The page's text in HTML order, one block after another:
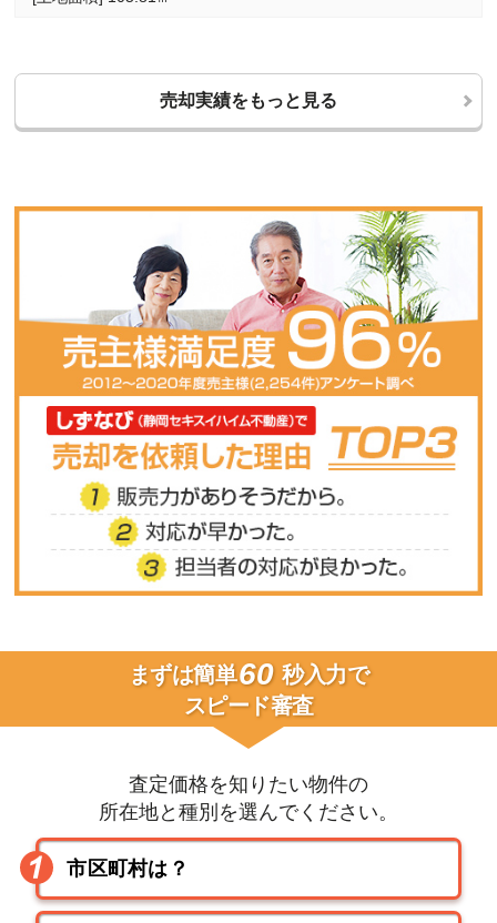
売却実績をもっと見る
まずは簡単60 秒入力で
スピード審査
査定価格を知りたい物件の
所在地と種別を選んでください。